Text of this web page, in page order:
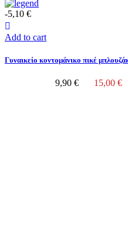
-5,10 €
Add to cart
Γυναικείο κοντομάνικο πικέ
9,90 € 15,00 €